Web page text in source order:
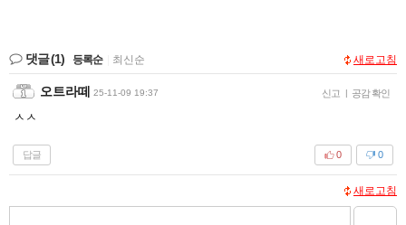
댓글(1) 등록순 최신순 새로고침
오트라떼 25-11-09 19:37 신고 | 공감 확인
ㅅㅅ
답글 0
0
새로고침